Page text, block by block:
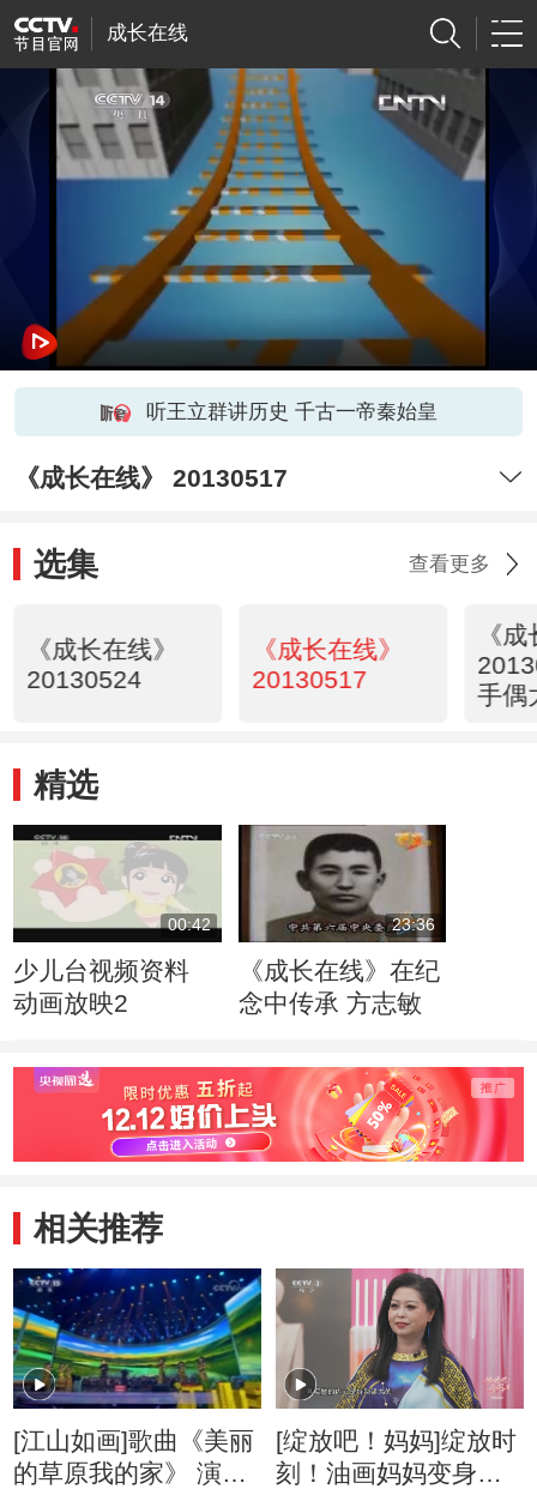
成长在线
听王立群讲历史 千古一帝秦始皇
《成长在线》 20130517
选集 查看更多
《成长在线》
20130524
《成长在线》
20130517
《
手偶
精选
00:42
少儿台视频资料
动画放映2
23:36
《成长在线》在纪
念中传承 方志敏
相关推荐
[江山如画]歌曲《美丽
的草原我的家》 演
[绽放吧！妈妈]绽放时
刻！油画妈妈变身艺